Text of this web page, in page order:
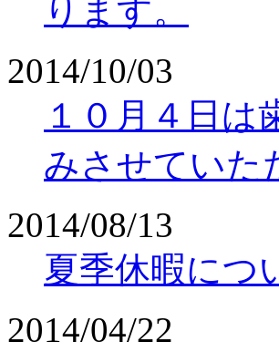
ります。
2014/10/03
１０月４日は
みさせていた
2014/08/13
夏季休暇につ
2014/04/22